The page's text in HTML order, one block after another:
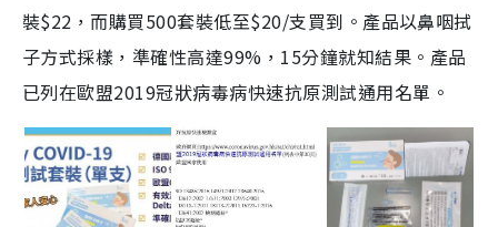
裝$22，而購買500套裝低至$20/支買到。產品以鼻咽拭
子方式採樣，準確性高達99%，15分鐘就知結果。產品
已列在歐盟2019冠狀病毒病快速抗原測試通用名單。